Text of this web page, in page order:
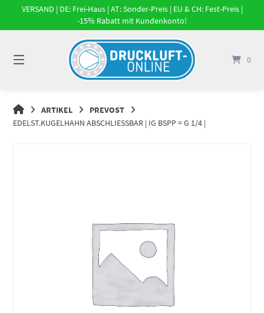
Springe
Inhalt
VERSAND | DE: Frei-Haus | AT: Sonder-Preis | EU & CH: Fest-Preis |
-15% Rabatt mit Kundenkonto!
0
DRUCKLUFT-
ONLINE
ARTIKEL
PREVOST
EDELST.KUGELHAHN ABSCHLIESSBAR | IG BSPP = G 1/4 |